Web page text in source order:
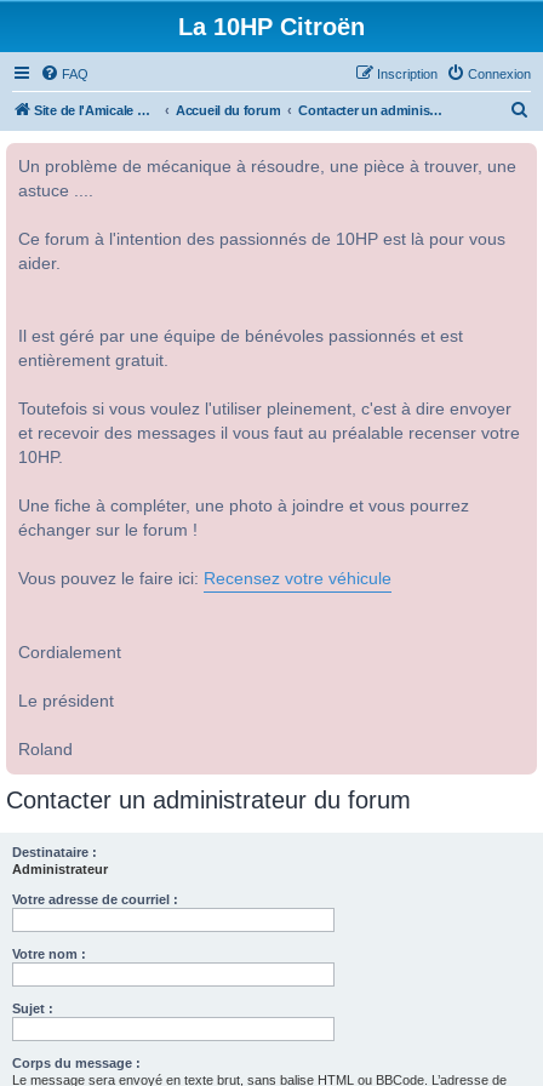
La 10HP Citroën
FAQ Connexion
Inscription
Site de l'Amicale Citroën 10HP Accueil du forum Contacter un administrateur du forum
Un problème de mécanique à résoudre, une pièce à trouver, une
astuce ....
Ce forum à l'intention des passionnés de 10HP est là pour vous
aider.
Il est géré par une équipe de bénévoles passionnés et est
entièrement gratuit.
Toutefois si vous voulez l'utiliser pleinement, c'est à dire envoyer
et recevoir des messages il vous faut au préalable recenser votre
10HP.
Une fiche à compléter, une photo à joindre et vous pourrez
échanger sur le forum !
Vous pouvez le faire ici: Recensez votre véhicule
Cordialement
Le président
Roland
Contacter un administrateur du forum
Destinataire :
Administrateur
Votre adresse de courriel :
Votre nom :
Sujet :
Corps du message :
Le message sera envoyé en texte brut, sans balise HTML ou BBCode. L’adresse de